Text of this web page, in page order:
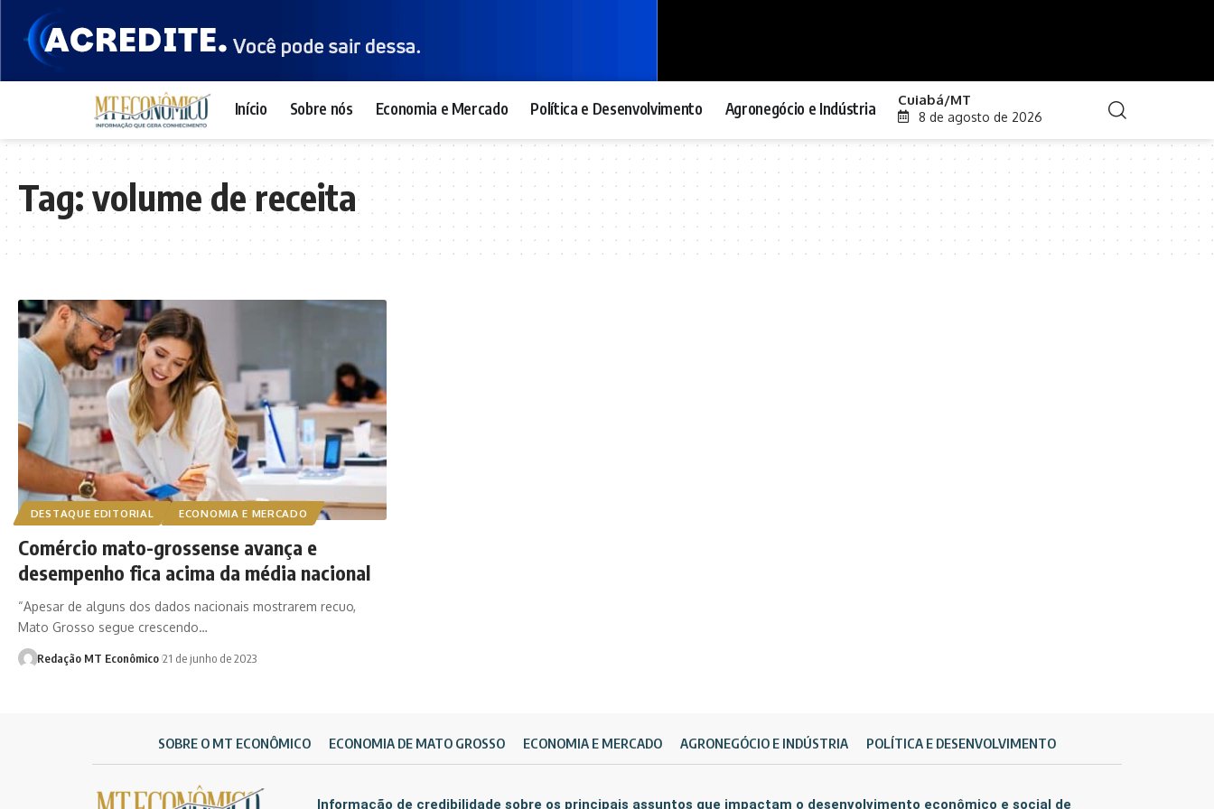
Início Sobre nós Economia e Mercado Política e Desenvolvimento Agronegócio e Indústria Cuiabá/MT
8 de agosto de 2026
Tag:volume de receita
DESTAQUE EDITORIAL ECONOMIA E MERCADO
Comércio mato-grossense avança e
desempenho fica acima da média nacional
“Apesar de alguns dos dados nacionais mostrarem recuo,
Mato Grosso segue crescendo…
Redação MT Econômico 21 de junho de 2023
SOBRE O MT ECONÔMICO ECONOMIA DE MATO GROSSO ECONOMIA E MERCADO AGRONEGÓCIO E INDÚSTRIA POLÍTICA E DESENVOLVIMENTO
Informação de credibilidade sobre os principais assuntos que impactam o desenvolvimento econômico e social de